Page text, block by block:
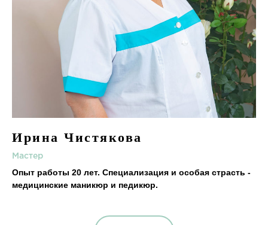
Ирина Чистякова
Мастер
Опыт работы 20 лет. Специализация и особая страсть -
медицинские маникюр и педикюр.